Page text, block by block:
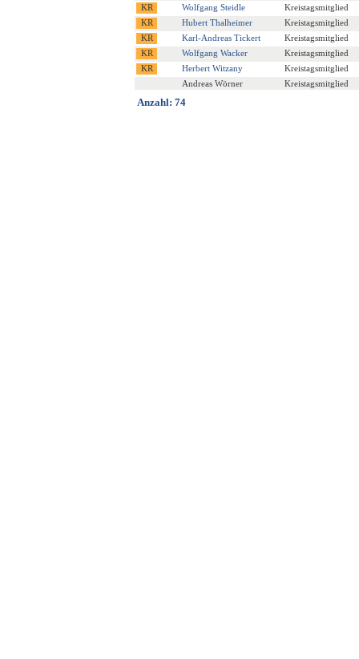
Wolfgang Steidle
Kreistagsmitglied
Hubert Thalheimer
Kreistagsmitglied
Karl-Andreas Tickert
Kreistagsmitglied
Wolfgang Wacker
Kreistagsmitglied
Herbert Witzany
Kreistagsmitglied
Andreas Wörner
Kreistagsmitglied
Anzahl: 74